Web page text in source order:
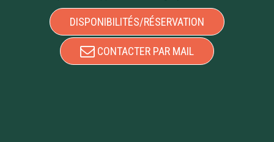
DISPONIBILITÉS/RÉSERVATION
CONTACTER PAR MAIL